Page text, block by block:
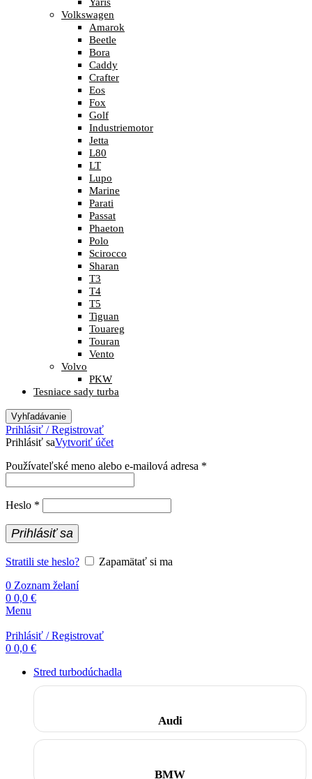
Volkswagen
Amarok
Beetle
Bora
Caddy
Crafter
Eos
Fox
Golf
Industriemotor
Jetta
L80
LT
Lupo
Marine
Parati
Passat
Phaeton
Polo
Scirocco
Sharan
T3
T4
T5
Tiguan
Touareg
Touran
Vento
Volvo
PKW
Tesniace sady turba
Vyhľadávanie
Prihlásiť / Registrovať
Prihlásiť saVytvoriť účet
Používateľské meno alebo e-mailová adresa *
Heslo *
Prihlásiť sa
Stratili ste heslo?
Zapamätať si ma
0 Zoznam želaní
0 0,0 €
Menu
Prihlásiť / Registrovať
0 0,0 €
Stred turbodúchadla
Audi
BMW